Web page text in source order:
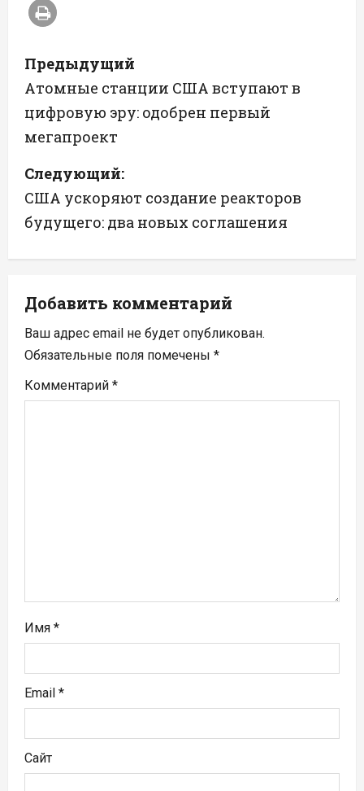
Н
а
в
г
а
ц
и
я
п
о
я
м
Предыдущий
Атомные станции США вступают в
цифровую эру: одобрен первый
мегапроект
Следующий:
США ускоряют создание реакторов
будущего: два новых соглашения
Добавить комментарий
Ваш адрес email не будет опубликован.
Обязательные поля помечены *
Комментарий *
Имя *
Email *
Сайт